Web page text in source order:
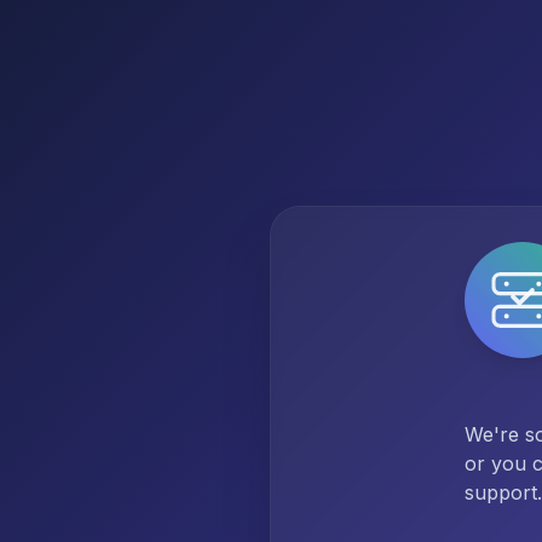
We're
or you
support.